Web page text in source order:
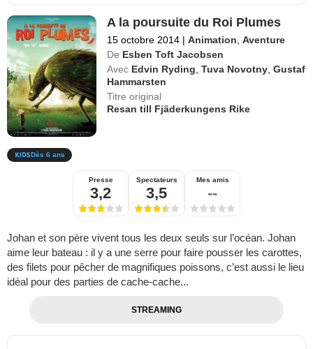
A la poursuite du Roi Plumes
15 octobre 2014 | Animation,Aventure
De Esben Toft Jacobsen
Avec Edvin Ryding,Tuva Novotny,Gustaf
Hammarsten
Titre original
Resan till Fjäderkungens Rike
Dès 6 ans
Presse
3,2
Spectateurs
3,5
Mes amis
--
Johan et son père vivent tous les deux seuls sur l’océan. Johan
aime leur bateau : il y a une serre pour faire pousser les carottes,
des filets pour pêcher de magnifiques poissons, c’est aussi le lieu
idéal pour des parties de cache-cache...
STREAMING